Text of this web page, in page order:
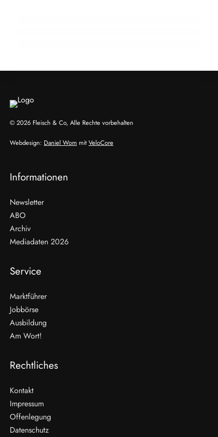
WEITERLESEN
Nicht verpassen
© 2026 Fleisch & Co, Alle Rechte vorbehalten
Webdesign: Daniel Wom mit VeloCore
Informationen
Newsletter
ABO
Archiv
Mediadaten 2026
Service
Marktführer
Jobbörse
Ausbildung
Am Wort!
Rechtliches
Kontakt
Impressum
Offenlegung
Datenschutz